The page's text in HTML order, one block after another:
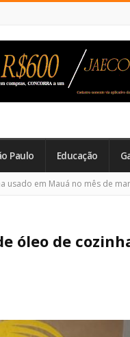
Paulo Educação
usado em Mauá no mês de
óleo de